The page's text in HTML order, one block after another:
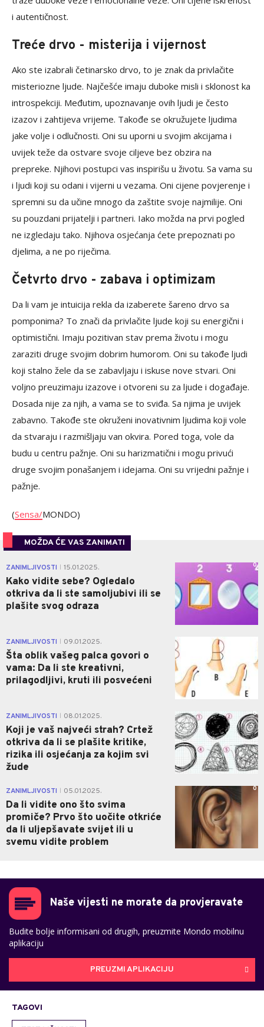
i autentičnost.
Treće drvo - misterija i vijernost
Ako ste izabrali četinarsko drvo, to je znak da privlačite
misteriozne ljude. Najčešće imaju duboke misli i sklonost ka
introspekciji. Međutim, upoznavanje ovih ljudi je često
izazov i zahtijeva vrijeme. Takođe se okružujete ljudima
jake volje i odlučnosti. Oni su uporni u svojim akcijama i
uvijek teže da ostvare svoje ciljeve bez obzira na
prepreke. Njihovi postupci vas inspirišu u životu. Sa vama su
i ljudi koji su odani i vijerni u vezama. Oni cijene povjerenje i
spremni su da učine mnogo da zaštite svoje najmilije. Oni
su pouzdani prijatelji i partneri. Iako možda na prvi pogled
ne izgledaju tako. Njihova osjećanja ćete prepoznati po
djelima, a ne po riječima.
Četvrto drvo - zabava i optimizam
Da li vam je intuicija rekla da izaberete šareno drvo sa
pomponima? To znači da privlačite ljude koji su energični i
optimistični. Imaju pozitivan stav prema životu i mogu
zaraziti druge svojim dobrim humorom. Oni su takođe ljudi
koji stalno žele da se zabavljaju i iskuse nove stvari. Oni
voljno preuzimaju izazove i otvoreni su za ljude i događaje.
Dosada nije za njih, a vama se to sviđa. Sa njima je uvijek
zabavno. Takođe ste okruženi inovativnim ljudima koji vole
da stvaraju i razmišljaju van okvira. Pored toga, vole da
budu u centru pažnje. Oni su harizmatični i mogu privući
druge svojim ponašanjem i idejama. Oni su vrijedni pažnje i
pažnje.
(Sensa/MONDO)
MOŽDA ĆE VAS ZANIMATI
ZANIMLJIVOSTI 15.01.2025.
Kako vidite sebe? Ogledalo
otkriva da li ste samoljubivi ili se
plašite svog odraza
0
ZANIMLJIVOSTI 09.01.2025.
Šta oblik vašeg palca govori o
vama: Da li ste kreativni,
prilagodljivi, kruti ili posvećeni
ZANIMLJIVOSTI 08.01.2025.
Koji je vaš najveći strah? Crtež
otkriva da li se plašite kritike,
rizika ili osjećanja za kojim svi
žude
0
ZANIMLJIVOSTI 05.01.2025.
Da li vidite ono što svima
promiče? Prvo što uočite otkriće
da li uljepšavate svijet ili u
svemu vidite problem
0
Naše vijesti ne morate da provjeravate
Budite bolje informisani od drugih, preuzmite Mondo mobilnu
aplikaciju
PREUZMI APLIKACIJU
TAGOVI